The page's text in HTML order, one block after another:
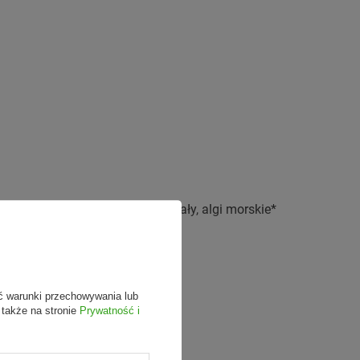
dorsza, spirulina*, minerały, algi morskie*
warunki przechowywania lub
na stronie Prywatność i